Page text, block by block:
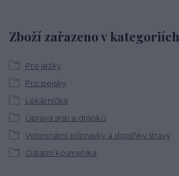
Zboží zařazeno v kategoriích
Pro ježky
Pro pejsky
Lékárnička
Úprava srsti a drápků
Veterinární přípravky a doplňky stravy
Ostatní kosmetika